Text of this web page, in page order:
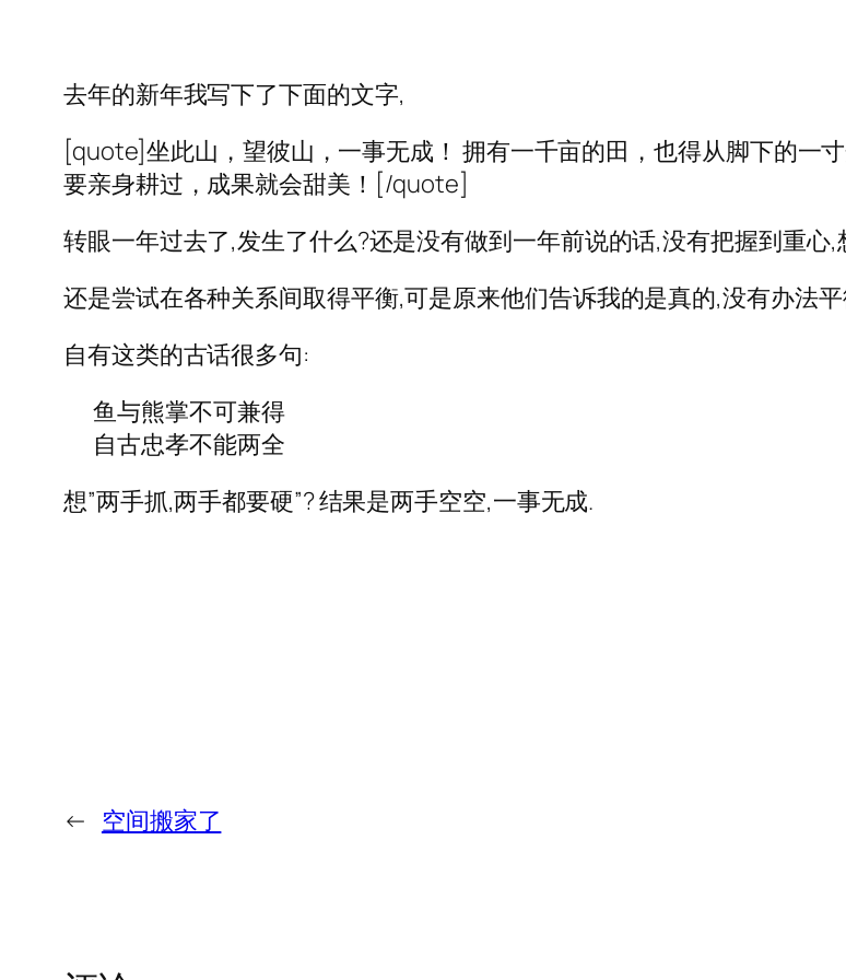
去年的新年我写下了下面的文字,
[quote]坐此山，望彼山，一事无成！ 拥有一千亩的田，也得从脚下的一
要亲身耕过，成果就会甜美！[/quote]
转眼一年过去了,发生了什么?还是没有做到一年前说的话,没有把握到重心
还是尝试在各种关系间取得平衡,可是原来他们告诉我的是真的,没有办法平
自有这类的古话很多句:
鱼与熊掌不可兼得
自古忠孝不能两全
想”两手抓,两手都要硬”? 结果是两手空空,一事无成.
← 空间搬家了